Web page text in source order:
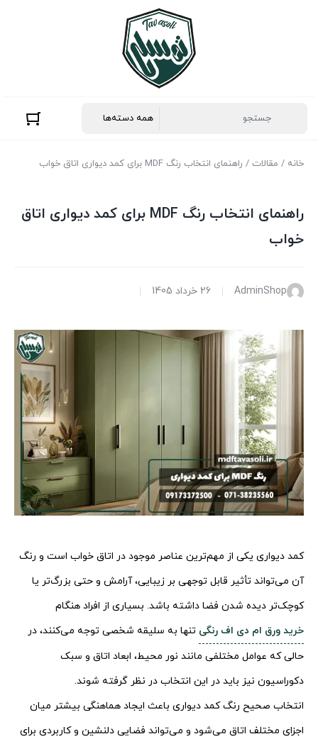
خانه / مقالات / راهنمای انتخاب رنگ MDF برای کمد دیواری اتاق خواب
راهنمای انتخاب رنگ MDF برای کمد دیواری اتاق
خواب
AdminShop 26 خرداد 1405
کمد دیواری یکی از مهم‌ترین عناصر موجود در اتاق خواب است و رنگ
آن می‌تواند تأثیر قابل توجهی بر زیبایی، آرامش و حتی بزرگ‌تر یا
کوچک‌تر دیده شدن فضا داشته باشد. بسیاری از افراد هنگام
خرید ورق ام دی اف رنگی تنها به سلیقه شخصی توجه می‌کنند، در
حالی که عوامل مختلفی مانند نور محیط، ابعاد اتاق و سبک
دکوراسیون نیز باید در این انتخاب در نظر گرفته شوند.
انتخاب صحیح رنگ کمد دیواری باعث ایجاد هماهنگی بیشتر میان
اجزای مختلف اتاق می‌شود و می‌تواند فضایی دلنشین و کاربردی برای